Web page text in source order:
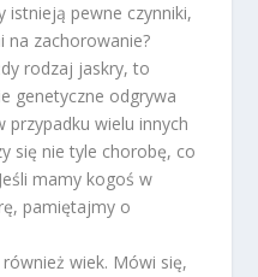
istnieją pewne czynniki,
na zachorowanie?
rodzaj jaskry, to
genetyczne odgrywa
wielu innych
się nie tyle chorobę, co
mamy kogoś w
pamiętajmy o
wiek. Mówi się,